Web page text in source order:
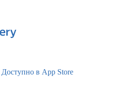
Доступно в App Store